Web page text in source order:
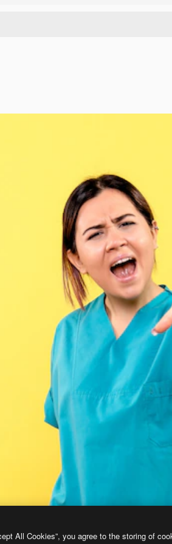
All Cookies”, you agree to the storing of